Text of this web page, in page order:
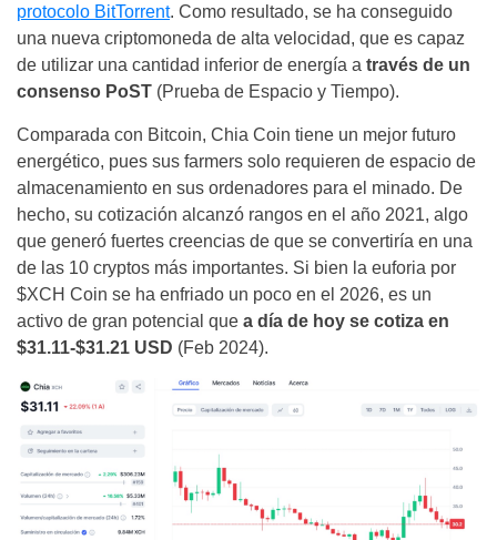
protocolo BitTorrent. Como resultado, se ha conseguido
una nueva criptomoneda de alta velocidad, que es capaz
de utilizar una cantidad inferior de energía a través de un
consenso PoST (Prueba de Espacio y Tiempo).
Comparada con Bitcoin, Chia Coin tiene un mejor futuro
energético, pues sus farmers solo requieren de espacio de
almacenamiento en sus ordenadores para el minado. De
hecho, su cotización alcanzó rangos en el año 2021, algo
que generó fuertes creencias de que se convertiría en una
de las 10 cryptos más importantes. Si bien la euforia por
$XCH Coin se ha enfriado un poco en el 2026, es un
activo de gran potencial que a día de hoy se cotiza en
$31.11-$31.21 USD (Feb 2024).